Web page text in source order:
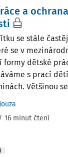
a
se stále
se v
formy dětské
s prací
Většinou
/ 16 minut čtení